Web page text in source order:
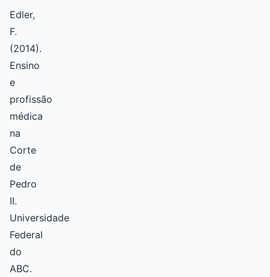
Edler,
F.
(2014).
Ensino
e
profissão
médica
na
Corte
de
Pedro
II.
Universidade
Federal
do
ABC.